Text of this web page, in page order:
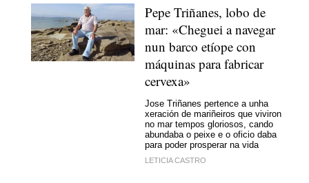
Pepe Triñanes, lobo de
mar: «Cheguei a navegar
nun barco etíope con
máquinas para fabricar
cervexa»
Jose Triñanes pertence a unha
xeración de mariñeiros que viviron
no mar tempos gloriosos, cando
abundaba o peixe e o oficio daba
para poder prosperar na vida
LETICIA CASTRO